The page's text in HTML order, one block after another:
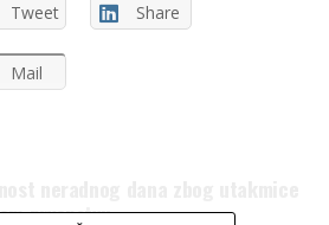
Tweet Share
Mail
prvenstvu